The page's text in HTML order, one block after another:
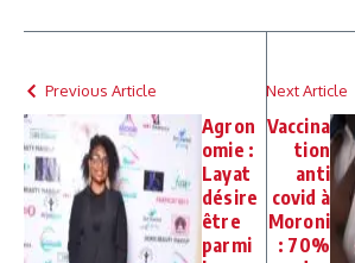
Previous Article
Agron
omie :
Layat
désire
être
parmi
Next Article
Vaccina
tion
anti
covid à
Moroni
: 70%